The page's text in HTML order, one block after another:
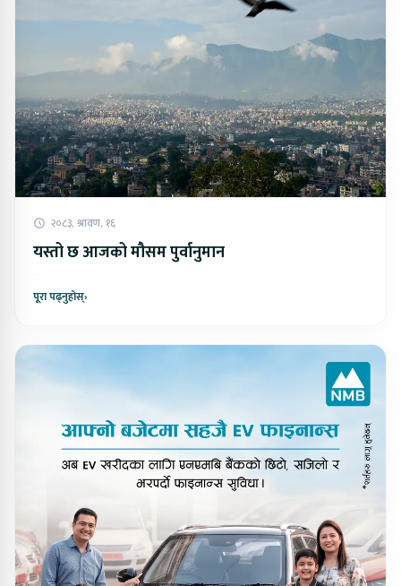
२०८३, श्रावण, १६
यस्तो छ आजको मौसम पुर्वानुमान
पूरा पढ्नुहोस्›